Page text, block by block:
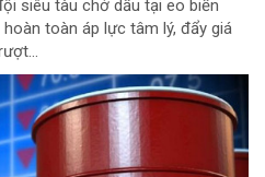
siêu tàu chở dầu tại eo biển
toàn áp lực tâm lý, đẩy giá